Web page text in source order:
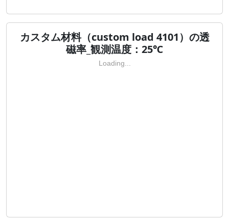
カスタム材料（custom load 4101）の透
磁率_観測温度：25℃
Loading...